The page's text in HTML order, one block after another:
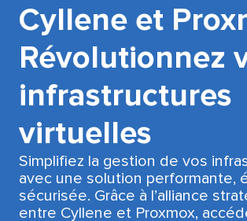
Cyllene et
Révolutionnez
infrastructures
virtuelles
Simplifiez la gestion de vos
avec une solution performante,
sécurisée. Grâce à l’alliance
entre Cyllene et Proxmox,